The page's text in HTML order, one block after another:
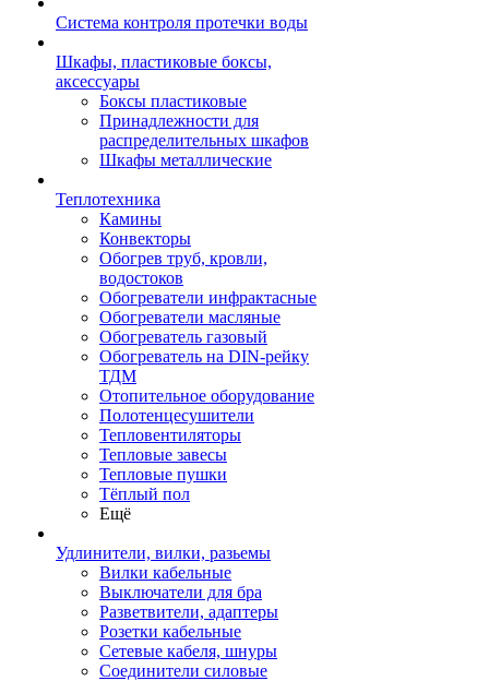
Система контроля протечки воды
Шкафы, пластиковые боксы,
аксессуары
Боксы пластиковые
Принадлежности для
распределительных шкафов
Шкафы металлические
Теплотехника
Камины
Конвекторы
Обогрев труб, кровли,
водостоков
Обогреватели инфрактасные
Обогреватели масляные
Обогреватель газовый
Обогреватель на DIN-рейку
ТДМ
Отопительное оборудование
Полотенцесушители
Тепловентиляторы
Тепловые завесы
Тепловые пушки
Тёплый пол
Ещё
Удлинители, вилки, разьемы
Вилки кабельные
Выключатели для бра
Разветвители, адаптеры
Розетки кабельные
Сетевые кабеля, шнуры
Соединители силовые